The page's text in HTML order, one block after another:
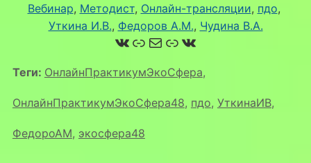
Вебинар, Методист, Онлайн-трансляции, пдо
Уткина И.В., Федоров А.М., Чудина В.А.
ВКонтакте
Ссылка
Почта
Ссылка
ВКонтакте
Теги: ОнлайнПрактикумЭкоСфера,
ОнлайнПрактикумЭкоСфера48, пдо, УткинаИВ,
ФедороАМ, экосфера48